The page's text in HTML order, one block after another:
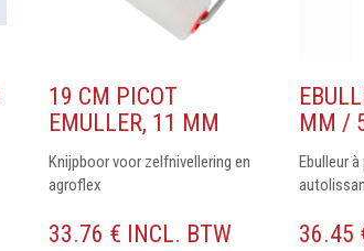
19 CM PICOT
EMULLER, 11 MM
Knijpboor voor zelfnivellering en
agroflex
33.76 € INCL. BTW
MM /
Ebulleur
36.45